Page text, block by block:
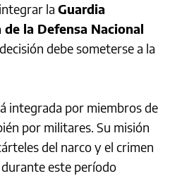
la Guardia
de la Defensa Nacional
decisión debe someterse a la
integrada por miembros de
por militares. Su misión
del narco y el crimen
este período